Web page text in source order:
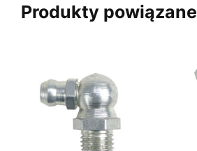
Produkty powiązane